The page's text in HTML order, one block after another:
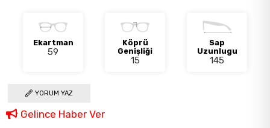
Ekartman
59
Köprü
Genişliği
15
Sap
Uzunlugu
145
YORUM YAZ
Gelince Haber Ver